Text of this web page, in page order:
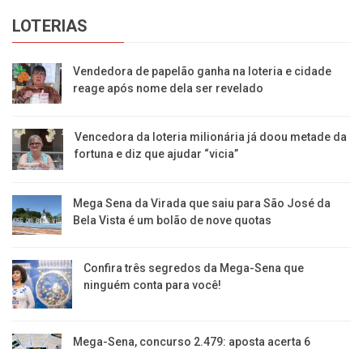
LOTERIAS
Vendedora de papelão ganha na loteria e cidade
reage após nome dela ser revelado
Vencedora da loteria milionária já doou metade da
fortuna e diz que ajudar “vicia”
Mega Sena da Virada que saiu para São José da
Bela Vista é um bolão de nove quotas
Confira três segredos da Mega-Sena que
ninguém conta para você!
Mega-Sena, concurso 2.479: aposta acerta 6